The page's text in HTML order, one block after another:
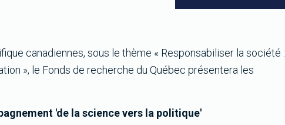
canadiennes, sous le thème « Responsabiliser la société :
», le Fonds de recherche du Québec présentera les
'de la science vers la politique'